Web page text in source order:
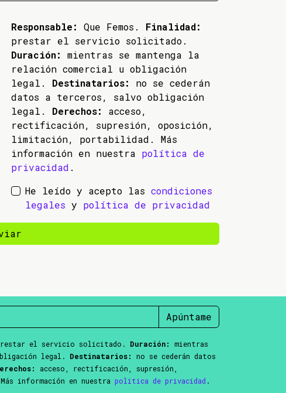
Responsable: Que Femos. Finalidad:
prestar el servicio solicitado.
Duración:
mientras se mantenga la
relación comercial u obligación
legal. Destinatarios:
no se cederán
datos a terceros, salvo obligación
legal. Derechos:
acceso,
rectificación, supresión, oposición,
limitación, portabilidad. Más
información en nuestra política de
privacidad .
He leído y acepto las condiciones
legales y política de privacidad
Apúntame
el servicio solicitado. Duración:
mientras
legal. Destinatarios:
no se cederán datos
acceso, rectificación, supresión,
información en nuestra política de privacidad .